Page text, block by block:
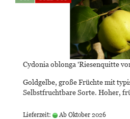
Cydonia oblonga 'Riesenquitte
Goldgelbe, große Früchte mit
Selbstfruchtbare Sorte. Hoher,
Lieferzeit:
Ab Oktober 2026